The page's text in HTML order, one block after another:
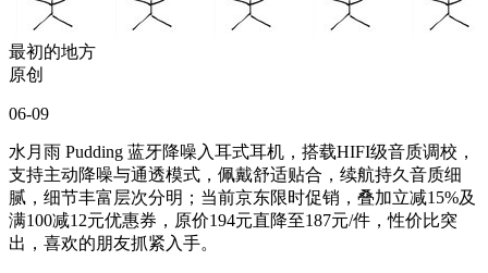
最初的地方
原创
06-09
水月雨 Pudding 蓝牙降噪入耳式耳机，搭载HIFI级音质调校，
支持主动降噪与通透模式，佩戴舒适贴合，续航持久音质细
腻，细节丰富层次分明；当前京东限时促销，叠加立减15%及
满100减12元优惠券，原价194元直降至187元/件，性价比突
出，喜欢的朋友抓紧入手。